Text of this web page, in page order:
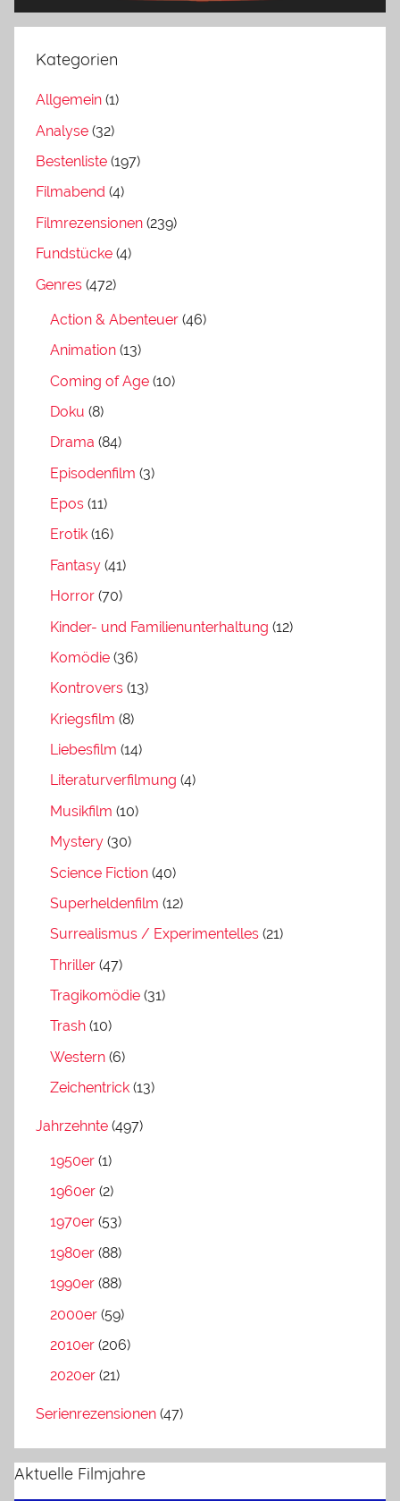
Kategorien
Allgemein (1)
Analyse (32)
Bestenliste (197)
Filmabend (4)
Filmrezensionen (239)
Fundstücke (4)
Genres (472)
Action & Abenteuer (46)
Animation (13)
Coming of Age (10)
Doku (8)
Drama (84)
Episodenfilm (3)
Epos (11)
Erotik (16)
Fantasy (41)
Horror (70)
Kinder- und Familienunterhaltung (12)
Komödie (36)
Kontrovers (13)
Kriegsfilm (8)
Liebesfilm (14)
Literaturverfilmung (4)
Musikfilm (10)
Mystery (30)
Science Fiction (40)
Superheldenfilm (12)
Surrealismus / Experimentelles (21)
Thriller (47)
Tragikomödie (31)
Trash (10)
Western (6)
Zeichentrick (13)
Jahrzehnte (497)
1950er (1)
1960er (2)
1970er (53)
1980er (88)
1990er (88)
2000er (59)
2010er (206)
2020er (21)
Serienrezensionen (47)
Aktuelle Filmjahre